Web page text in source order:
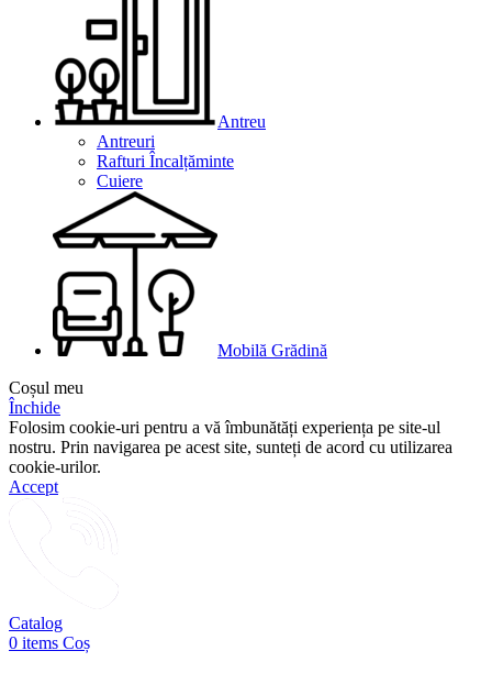
Antreu
Antreuri
Rafturi Încalțăminte
Cuiere
Mobilă Grădină
Coșul meu
Închide
Folosim cookie-uri pentru a vă îmbunătăți experiența pe site-ul
nostru. Prin navigarea pe acest site, sunteți de acord cu utilizarea
cookie-urilor.
Accept
Catalog
0 items Coș